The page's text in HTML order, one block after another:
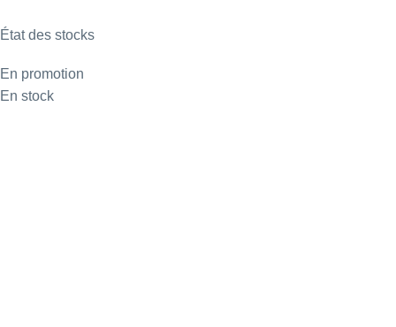
État des stocks
En promotion
En stock